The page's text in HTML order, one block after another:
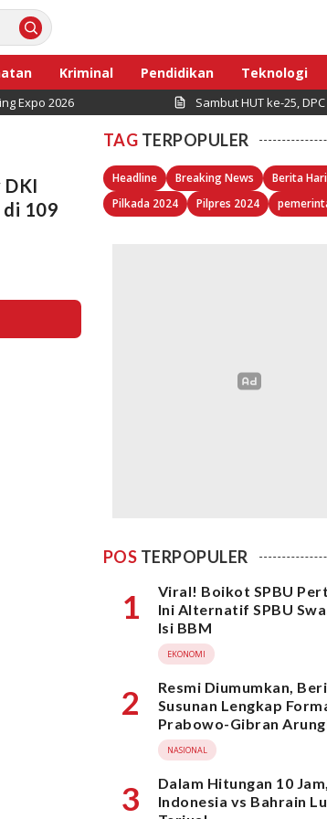
Kriminal Pendidikan Teknologi
Sport
Expo 2026 Sambut HUT ke-25,
DKI
di 109
TAG TERPOPULER
Headline Breaking News
Berita
Pilkada 2024
Pilpres 2024
POS TERPOPULER
1
Viral! Boikot SPBU
Ini Alternatif SPBU
Isi BBM
EKONOMI
2
Resmi Diumumkan,
Susunan Lengkap
Prabowo-Gibran
2024, Ada Ridwan Kamil
Suami Yenny Wahid
NASIONAL
3
Dalam Hitungan 10
Indonesia vs Bahrain